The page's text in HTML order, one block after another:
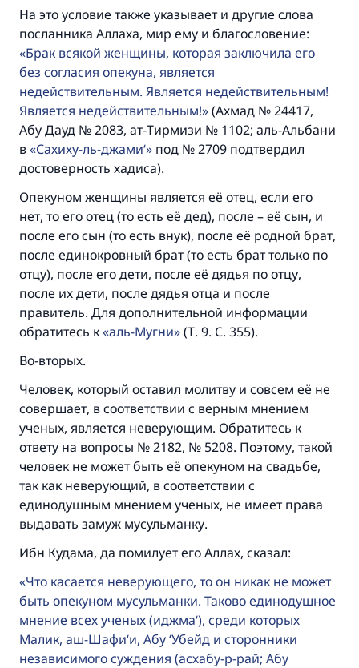
На это условие также указывает и другие слова
посланника Аллаха, мир ему и благословение:
Брак всякой женщины, которая заключила его
без согласия опекуна, является
недействительным. Является недействительным!
Является недействительным! (Ахмад № 24417,
Абу Дауд № 2083, ат-Тирмизи № 1102; аль-Альбани
в Сахиху-ль-джами‘ под № 2709 подтвердил
достоверность хадиса).
Опекуном женщины является её отец, если его
нет, то его отец (то есть её дед), после – её сын, и
после его сын (то есть внук), после её родной брат,
после единокровный брат (то есть брат только по
отцу), после его дети, после её дядья по отцу,
после их дети, после дядья отца и после
правитель. Для дополнительной информации
обратитесь к аль-Мугни (Т. 9. С. 355).
Во-вторых.
Человек, который оставил молитву и совсем её не
совершает, в соответствии с верным мнением
ученых, является неверующим. Обратитесь к
ответу на вопросы № 2182, № 5208. Поэтому, такой
человек не может быть её опекуном на свадьбе,
так как неверующий, в соответствии с
единодушным мнением ученых, не имеет права
выдавать замуж мусульманку.
Ибн Кудама, да помилует его Аллах, сказал:
Что касается неверующего, то он никак не может
быть опекуном мусульманки. Таково единодушное
мнение всех ученых (иджма‘), среди которых
Малик, аш-Шафи‘и, Абу ‘Убейд и сторонники
независимого суждения (асхабу-р-рай; Абу
Ответ № 110845 помог сохранить
брак.
Посланник Аллаха, мир ему и
благословение, сказал:
«Указавшему на благое (полагается) такая
же награда как и совершившему его»